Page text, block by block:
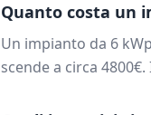
Quanto costa un
Un impianto da 6
scende a circa 4800€.